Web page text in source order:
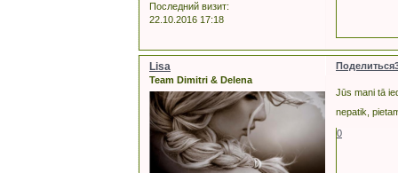
Последний визит:
22.10.2016 17:18
Поделиться
Lisa
Team Dimitri & Delena
Jūs mani tā
nepatik,
0